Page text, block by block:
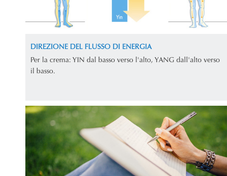
DIREZIONE DEL FLUSSO DI ENERGIA
Per la crema: YIN dal basso verso l'alto, YANG dall'alto verso
il basso.